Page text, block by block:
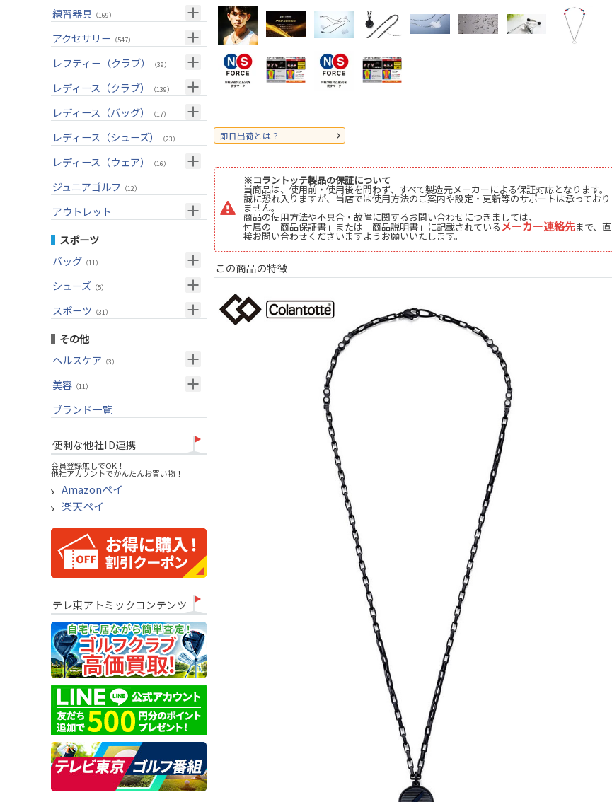
ウェッジ(右用)
パター(右用)
チッパー(右用)（13）
USモデル（56）
カスタム
アウター
グローブ
その他
GPSナビ（33）
距離測定器
（20）
ネームプレート
傘
練習器具 （169）
パターマット（28）
スイング練習器 （114）
アクセサリー （547）
ヘッドカバー（210）
シューズケース （7）
トラベルケース （21）
サングラス
ネックレス
その他
シャフト（27）
グリップ（20）
レフティー（クラブ） （39）
クラブセット(左用) （1）
ドライバー(左用)（4）
フェアウェイウッド(左用)
ウェッジ(左用)
パター(左用)
USモデル
レディース（クラブ） （139）
クラブセット(女性用) （11）
ドライバー(女性用)（20）
フェアウェイウッド(女性用) （28）
ウェッジ(女性用)
パター(女性用)
チッパー(女性用)（2）
USモデル（1）
レディース（バッグ） （17）
キャディバッグ （12）
クラブケース （2）
レディース（シューズ） （23）
レディース（ウェア） （16）
トップス（5）
レインウェア
ジュニアゴルフ （12）
アウトレット
クラブセット
ドライバー
ユーティリティー
アイアンセット
アイアン単品
ウェッジ
パター
ゴルフバッグ
ゴルフシューズ
ウェア
その他
スポーツ
バッグ （11）
メンズ（10）
スーツケース
シューズ （5）
アクセサリー
スポーツ （31）
トレーニング
アウトドア
その他
ヘルスケア （3）
サポーター
美容 （11）
UVケア（11）
ブランド一覧
便利な他社ID連携
会員登録無しでOK！
他社アカウントでかんたんお買い物！
Amazonペイ
楽天ペイ
テレ東アトミックコンテンツ
即日出荷とは？
※コラントッテ製品の保証について
当商品は、使用前・使用後を問わず、すべて製造元メーカーによる保証対応となります。
誠に恐れ入りますが、当店では使用方法のご案内や設定・更新等のサポートは承っており
ません。
商品の使用方法や不具合・故障に関するお問い合わせにつきましては、
付属の「商品保証書」または「商品説明書」に記載されているメーカー連絡先まで、直
接お問い合わせくださいますようお願いいたします。
この商品の特徴